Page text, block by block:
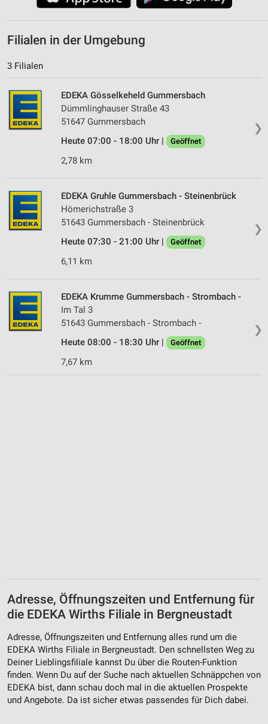
Filialen in der Umgebung
3 Filialen
❯
EDEKA Gösselkeheld Gummersbach
Dümmlinghauser Straße 43
51647 Gummersbach
Heute 07:00 - 18:00 Uhr |
Geöffnet
2,78 km
❯
EDEKA Gruhle Gummersbach - Steinenbrück
Hömerichstraße 3
51643 Gummersbach - Steinenbrück
Heute 07:30 - 21:00 Uhr |
Geöffnet
6,11 km
❯
EDEKA Krumme Gummersbach - Strombach -
Im Tal 3
51643 Gummersbach - Strombach -
Heute 08:00 - 18:30 Uhr |
Geöffnet
7,67 km
Adresse, Öffnungszeiten und Entfernung für
die EDEKA Wirths Filiale in Bergneustadt
Adresse, Öffnungszeiten und Entfernung alles rund um die
EDEKA Wirths Filiale in Bergneustadt. Den schnellsten Weg zu
Deiner Lieblingsfiliale kannst Du über die Routen-Funktion
finden. Wenn Du auf der Suche nach aktuellen Schnäppchen von
EDEKA bist, dann schau doch mal in die aktuellen Prospekte
und Angebote. Da ist sicher etwas passendes für Dich dabei.